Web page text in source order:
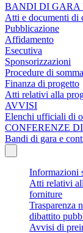
BANDI DI GARA
Atti e documenti di
Pubblicazione
Affidamento
Esecutiva
Sponsorizzazioni
Procedure di
Finanza di progetto
Atti relativi alla
AVVISI
Elenchi ufficiali di
CONFERENZE
Bandi di gara e
Informazioni
Atti relativi
forniture
Trasparenza
dibattito
Avvisi di